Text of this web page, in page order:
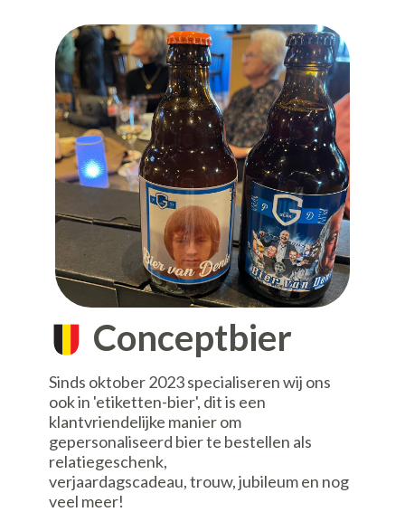
Conceptbier
Sinds oktober 2023 specialiseren wij ons
ook in '​etiketten-bier', dit is een
klantvriendelijke manier om
gepersonaliseerd bier te bestellen als
relatiegeschenk,
verjaardagscadeau, trouw, jubileum en nog
veel meer!